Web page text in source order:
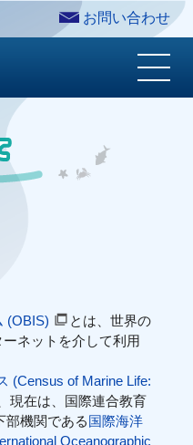
お問い合わせ
(OBIS)
とは、世界の
ネットを介して利用
(Census of Marine Life:
現在は、国際連合教育
部機関である国際海洋
Oceanographic